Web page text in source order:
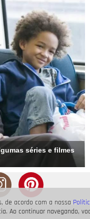
de acordo com a nossa
Ao continuar navegando,
séries e filmes